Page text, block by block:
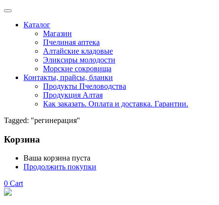
Каталог
Магазин
Пчелиная аптека
Алтайские кладовые
Эликсиры молодости
Морские сокровища
Контакты, прайсы, бланки
Продукты Пчеловодства
Продукция Алтая
Как заказать. Оплата и доставка. Гарантии.
Tagged: "регинерация"
Корзина
Ваша корзина пуста
Продолжить покупки
0 Cart